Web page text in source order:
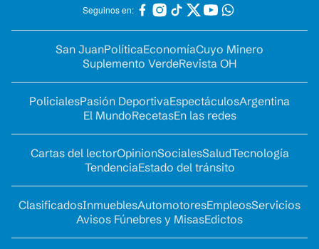
Seguinos en:
San JuanPolíticaEconomíaCuyo Minero
Suplemento VerdeRevista OH
PolicialesPasión DeportivaEspectáculosArgentina
El MundoRecetasEn las redes
Cartas del lectorOpinionSocialesSaludTecnología
TendenciaEstado del tránsito
ClasificadosInmueblesAutomotoresEmpleosServicios
Avisos Fúnebres y MisasEdictos